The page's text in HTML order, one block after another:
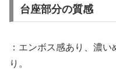
台座部分の質感
：エンボス感あり、濃
り。